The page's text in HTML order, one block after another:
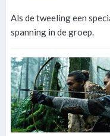
Als de tweeling een
spanning in de groep.